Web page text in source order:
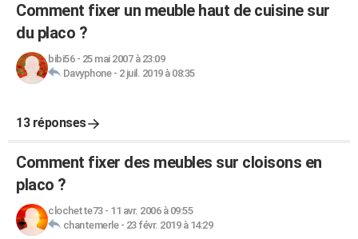
Comment fixer un meuble haut de cuisine sur
du placo ?
bibi56- 25 mai 2007 à 23:09
Davyphone- 2 juil. 2019 à 08:35
13 réponses
Comment fixer des meubles sur cloisons en
placo ?
clochette73- 11 avr. 2006 à 09:55
chantemerle- 23 févr. 2019 à 14:29